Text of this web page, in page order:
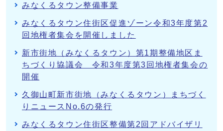
みなくるタウン整備事業
みなくるタウン住街区促進ゾーン令和3年度第2
回地権者集会を開催しました
新市街地（みなくるタウン）第1期整備地区ま
ちづくり協議会 令和3年度第3回地権者集会の
開催
久御山町新市街地（みなくるタウン）まちづく
りニュースNo.6の発行
みなくるタウン住街区整備第2回アドバイザリ